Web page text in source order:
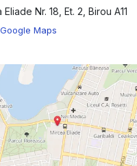
Nr. 18, Et. 2, Birou A11
Maps